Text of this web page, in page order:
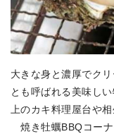
大きな身と濃厚でク
とも呼ばれる美味し
上のカキ料理屋台や
焼き牡蠣BBQコーナ